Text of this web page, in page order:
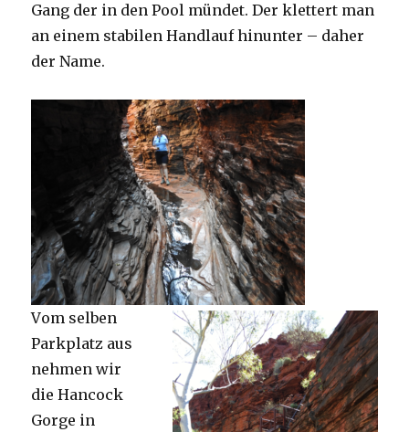
Gang der in den Pool mündet. Der klettert man
an einem stabilen Handlauf hinunter – daher
der Name.
Vom selben
Parkplatz aus
nehmen wir
die Hancock
Gorge in